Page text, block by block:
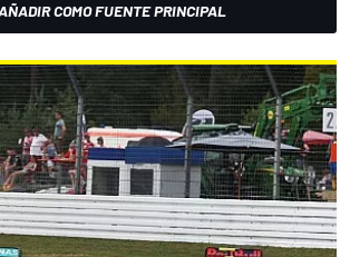
COMO FUENTE PRINCIPAL